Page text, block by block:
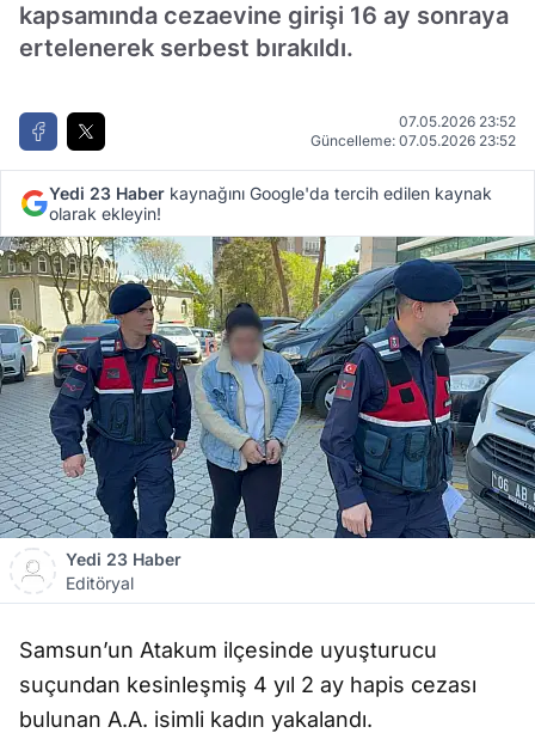
kapsamında cezaevine girişi 16 ay sonraya
ertelenerek serbest bırakıldı.
07.05.2026 23:52
Güncelleme: 07.05.2026 23:52
Yedi 23 Haber kaynağını Google'da tercih edilen kaynak
olarak ekleyin!
Yedi 23 Haber
Editöryal
Samsun’un Atakum ilçesinde uyuşturucu
suçundan kesinleşmiş 4 yıl 2 ay hapis cezası
bulunan A.A. isimli kadın yakalandı.